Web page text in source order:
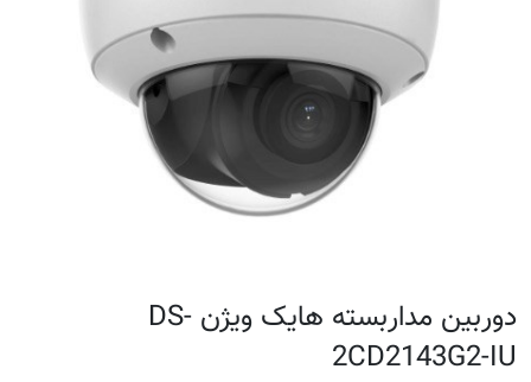
دوربین مداربسته هایک ویژن DS-
2CD2143G2-IU